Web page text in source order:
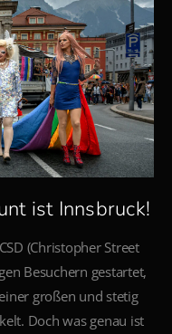
ist Innsbruck!
(Christopher Street
Besuchern gestartet,
großen und stetig
Doch was genau ist